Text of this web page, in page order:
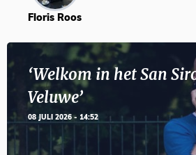
Floris Roos
‘Welkom in het San
Veluwe’
08 JULI 2026 - 14:52